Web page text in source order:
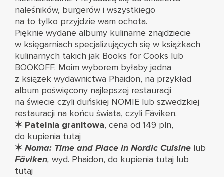
naleśników, burgerów i wszystkiego
na to tylko przyjdzie wam ochota.
Pięknie wydane albumy kulinarne znajdziecie
w księgarniach specjalizujących się w książkach
kulinarnych takich jak Books for Cooks lub
BOOKOFF. Moim wyborem byłaby jedna
z książek wydawnictwa Phaidon, na przykład
album poświęcony najlepszej restauracji
na świecie czyli duńskiej NOMIE lub szwedzkiej
restauracji na końcu świata, czyli Fäviken.
✶ Patelnia granitowa, cena od 149 pln,
do kupienia tutaj
✶ Noma: Time and Place in Nordic Cuisine lub
Fäviken, wyd. Phaidon, do kupienia tutaj lub
tutaj